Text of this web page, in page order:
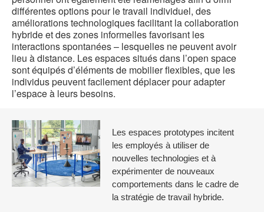
différentes options pour le travail individuel, des
améliorations technologiques facilitant la collaboration
hybride et des zones informelles favorisant les
interactions spontanées – lesquelles ne peuvent avoir
lieu à distance. Les espaces situés dans l’open space
sont équipés d’éléments de mobilier flexibles, que les
individus peuvent facilement déplacer pour adapter
l’espace à leurs besoins.
Les espaces prototypes incitent
les employés à utiliser de
nouvelles technologies et à
expérimenter de nouveaux
comportements dans le cadre de
la stratégie de travail hybride.